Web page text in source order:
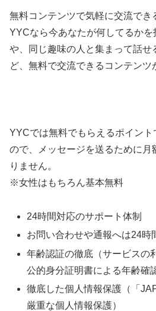
無料コンテンツで気軽に交流でき
YYCなら今あなたが何してるかを
や、同じ趣味の人と集まって話せ
ど、無料で交流できるコンテンツ
YYCでは無料でもらえるポイン
ので、メッセージを送るために月
りません。
※女性はもちろん基本無料
24時間対応のサポート体制
お問い合わせや通報へは24時
年齢認証の徹底（サービスの
公的身分証明書による年齢確
徹底した個人情報保護（「
厳重な個人情報保護）